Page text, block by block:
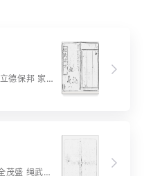
字辈：正大光明 国际宏昌 秉文开治 立德保邦 家修廷献 学懋乃扬 承先启后 守顺安常
字辈：大德兴隆旺 宏功启秀英 传芳全茂盛 绳武耀长春